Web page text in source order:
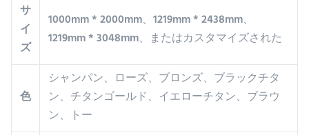
サ
イ
ズ
1000mm * 2000mm、1219mm * 2438mm、
1219mm * 3048mm、またはカスタマイズされた
色
シャンパン、ローズ、ブロンズ、ブラックチタ
ン、チタンゴールド、イエローチタン、ブラウ
ン、トー